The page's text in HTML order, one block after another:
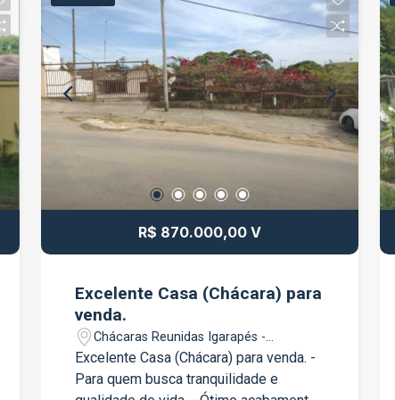
R$ 870.000,00 V
Excelente Casa (Chácara) para
venda.
Chácaras Reunidas Igarapés -
Jacareí/SP
Excelente Casa (Chácara) para venda. -
Para quem busca tranquilidade e